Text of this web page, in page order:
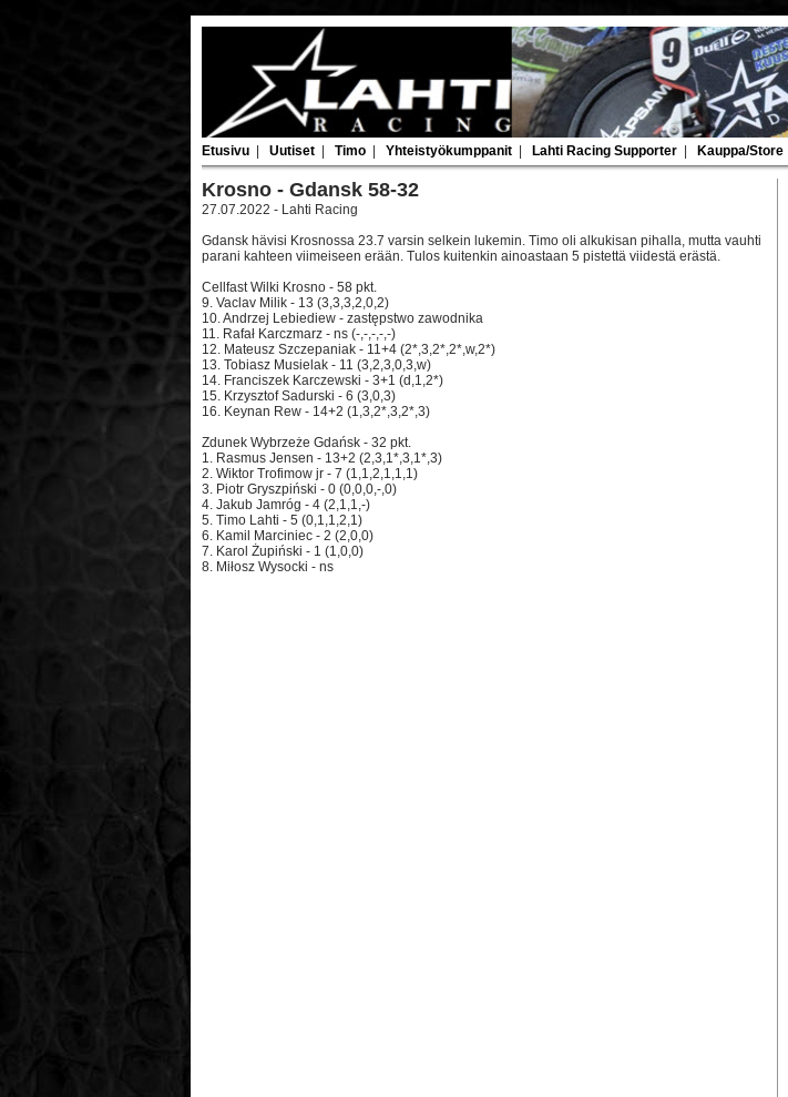
Etusivu Uutiset Timo Yhteistyökumppanit Lahti Racing Supporter Kauppa/Store
Krosno - Gdansk 58-32
27.07.2022 - Lahti Racing
Gdansk hävisi Krosnossa 23.7 varsin selkein lukemin. Timo oli alkukisan pihalla, mutta vauhti
parani kahteen viimeiseen erään. Tulos kuitenkin ainoastaan 5 pistettä viidestä erästä.
Cellfast Wilki Krosno - 58 pkt.
9. Vaclav Milik - 13 (3,3,3,2,0,2)
10. Andrzej Lebiediew - zastępstwo zawodnika
11. Rafał Karczmarz - ns (-,-,-,-,-)
12. Mateusz Szczepaniak - 11+4 (2*,3,2*,2*,w,2*)
13. Tobiasz Musielak - 11 (3,2,3,0,3,w)
14. Franciszek Karczewski - 3+1 (d,1,2*)
15. Krzysztof Sadurski - 6 (3,0,3)
16. Keynan Rew - 14+2 (1,3,2*,3,2*,3)
Zdunek Wybrzeże Gdańsk - 32 pkt.
1. Rasmus Jensen - 13+2 (2,3,1*,3,1*,3)
2. Wiktor Trofimow jr - 7 (1,1,2,1,1,1)
3. Piotr Gryszpiński - 0 (0,0,0,-,0)
4. Jakub Jamróg - 4 (2,1,1,-)
5. Timo Lahti - 5 (0,1,1,2,1)
6. Kamil Marciniec - 2 (2,0,0)
7. Karol Żupiński - 1 (1,0,0)
8. Miłosz Wysocki - ns